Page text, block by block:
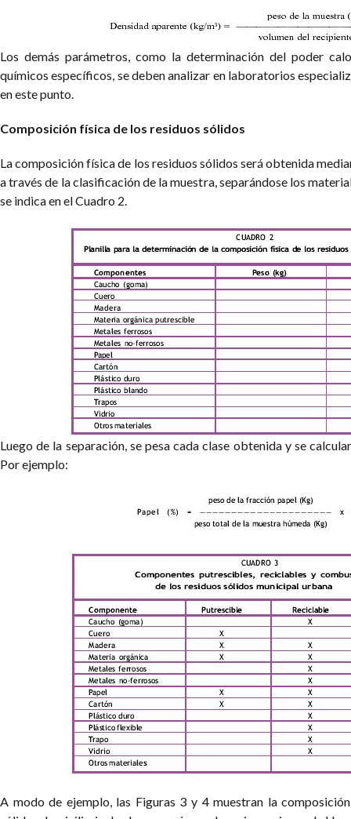
Los demás parámetros, como la determinación del poder
químicos específicos, se deben analizar en laboratorios
en este punto.
Composición física de los residuos sólidos
La composición física de los residuos sólidos será obtenida
a través de la clasificación de la muestra, separándose los
se indica en el Cuadro 2.
Luego de la separación, se pesa cada clase obtenida y se
Por ejemplo:
A modo de ejemplo, las Figuras 3 y 4 muestran la